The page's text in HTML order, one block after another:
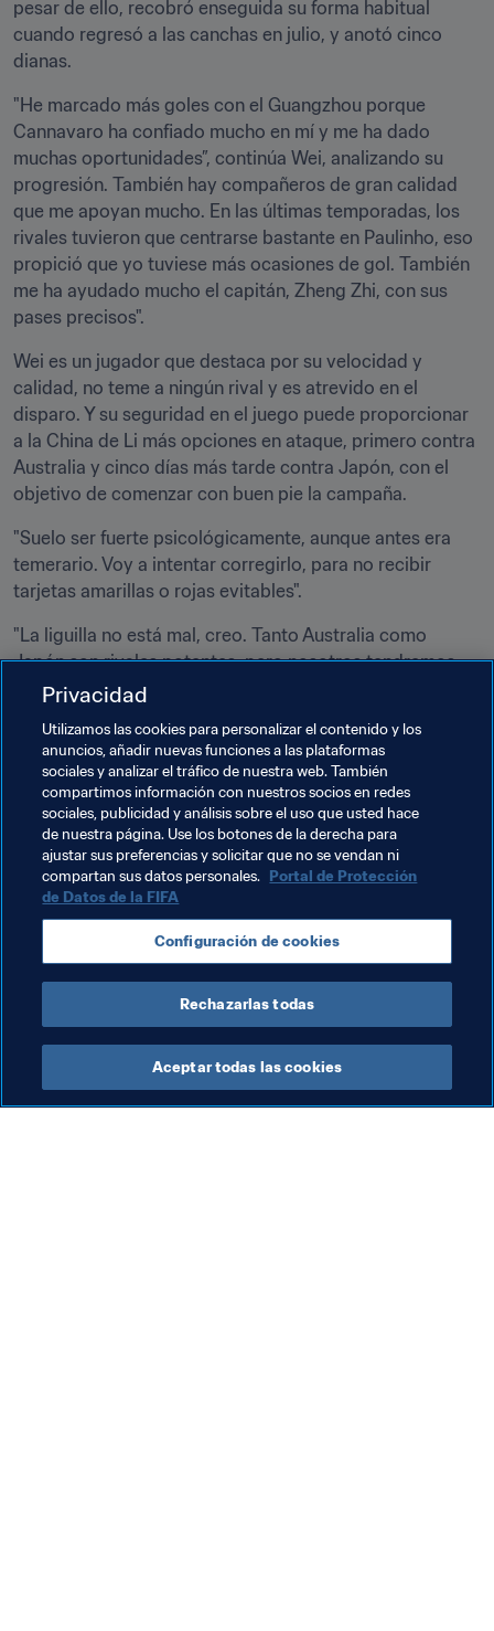
pesar de ello, recobró enseguida su forma habitual
cuando regresó a las canchas en julio, y anotó cinco
dianas.
"He marcado más goles con el Guangzhou porque
Cannavaro ha confiado mucho en mí y me ha dado
muchas oportunidades”, continúa Wei, analizando su
progresión. También hay compañeros de gran calidad
que me apoyan mucho. En las últimas temporadas, los
rivales tuvieron que centrarse bastante en Paulinho, eso
propició que yo tuviese más ocasiones de gol. También
me ha ayudado mucho el capitán, Zheng Zhi, con sus
pases precisos".
Wei es un jugador que destaca por su velocidad y
calidad, no teme a ningún rival y es atrevido en el
disparo. Y su seguridad en el juego puede proporcionar
a la China de Li más opciones en ataque, primero contra
Australia y cinco días más tarde contra Japón, con el
objetivo de comenzar con buen pie la campaña.
"Suelo ser fuerte psicológicamente, aunque antes era
temerario. Voy a intentar corregirlo, para no recibir
tarjetas amarillas o rojas evitables".
"La liguilla no está mal, creo. Tanto Australia como
Japón son rivales potentes, pero nosotros tendremos
nuestras opciones, siempre que lo hagamos bien. Si
mejor nivel, las oportunidades vendrán. El sueño de todo
futbolista es disputar el Mundial, y sin duda vamos a
hacer todo lo posible por conseguirlo", concluye.
Temas relacionados
Copa Mundial de la FIFA Catar 2022™ China PR
AFC
Privacidad
Utilizamos las cookies para personalizar el contenido y los
anuncios, añadir nuevas funciones a las plataformas
sociales y analizar el tráfico de nuestra web. También
compartimos información con nuestros socios en redes
sociales, publicidad y análisis sobre el uso que usted hace
de nuestra página. Use los botones de la derecha para
ajustar sus preferencias y solicitar que no se vendan ni
compartan sus datos personales. Portal de Protección
de Datos de la FIFA
Configuración de cookies
Rechazarlas todas
Aceptar todas las cookies